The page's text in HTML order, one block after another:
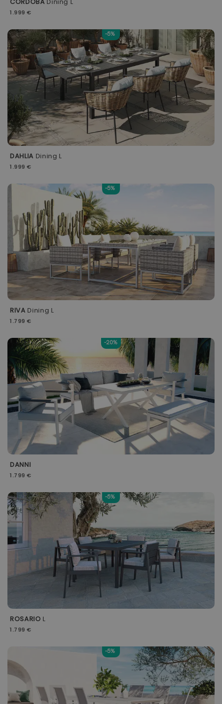
1.999 €
-5%
DAHLIA Dining L
1.999 €
-5%
RIVA Dining L
1.799 €
-20%
DANNI
1.799 €
-5%
ROSARIO L
1.799 €
-5%